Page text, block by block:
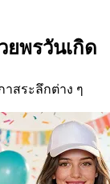
ยพรวันเกิด
าสระลึกต่าง ๆ